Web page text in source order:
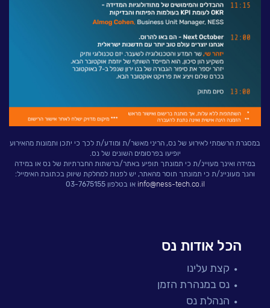
במסגרת הרשמתי לאירוע של נס, הריני מאשר/ת ומודע/ת לכך כי יתכן ותמונות מהאירוע
יופיעו בפרסומים השונים של נס.
במידה ואינך מעויינ/ת כי תמונתך תופיע באתר/ברשתות החברתיות של נס או במידה
והנך מעוניינ/ת כי תמונתך תוסר מהאתר, יש לפנות למחלקת שיווק בכתובת האימייל:
info@ness-tech.co.il או בטלפון 03-7675155
הכל אודות נס
קצת עלינו
נס במנהרת הזמן
הנהלת נס